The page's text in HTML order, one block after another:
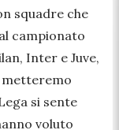
squadre che
campionato
Inter e Juve,
metteremo
si sente
voluto